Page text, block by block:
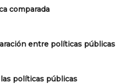
comparada
entre políticas públicas
políticas públicas